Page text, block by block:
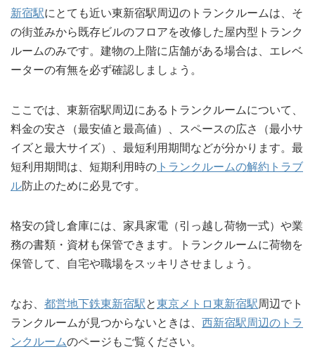
新宿駅にとても近い東新宿駅周辺のトランクルームは、そ
の街並みから既存ビルのフロアを改修した屋内型トランク
ルームのみです。建物の上階に店舗がある場合は、エレベ
ーターの有無を必ず確認しましょう。
ここでは、東新宿駅周辺にあるトランクルームについて、
料金の安さ（最安値と最高値）、スペースの広さ（最小サ
イズと最大サイズ）、最短利用期間などが分かります。最
短利用期間は、短期利用時の トランクルームの解約トラブ
ル防止のために必見です。
格安の貸し倉庫には、家具家電（引っ越し荷物一式）や業
務の書類・資材も保管できます。トランクルームに荷物を
保管して、自宅や職場をスッキリさせましょう。
なお、 都営地下鉄東新宿駅と東京メトロ東新宿駅周辺でト
ランクルームが見つからないときは、 西新宿駅周辺のトラ
ンクルームのページもご覧ください。